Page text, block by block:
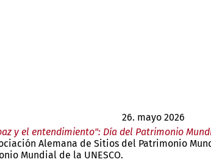
26. mayo 2026
y el entendimiento": Día del Patrimonio
Alemana de Sitios del Patrimonio
Mundial de la UNESCO.